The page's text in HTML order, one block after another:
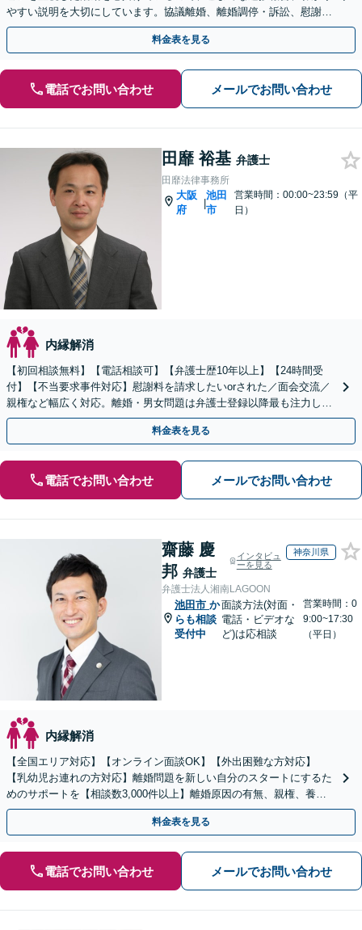
やすい説明を大切にしています。協議離婚、離婚調停・訴訟、慰謝
料・養育費の請求、財産分与なお任せください【池田駅2分】
料金表を見る
電話でお問い合わせ メールでお問い合わせ
田靡 裕基 弁護士
田靡法律事務所
大阪
府
|
池田
市
営業時間：00:00~23:59（平
日）
内縁解消
【初回相談無料】【電話相談可】【弁護士歴10年以上】【24時間受
付】【不当要求事件対応】慰謝料を請求したいorされた／面会交流／
親権など幅広く対応。離婚・男女問題は弁護士登録以降最も注力して
きました。最適な結果が得られるよう尽力いたします。
料金表を見る
電話でお問い合わせ メールでお問い合わせ
齋藤 慶
邦 弁護士
インタビュ
ーを見る
神奈川県
弁護士法人湘南LAGOON
池田市 か
らも相談
受付中
面談方法(対面・
電話・ビデオな
ど)は応相談
営業時間：0
9:00~17:30
（平日）
内縁解消
【全国エリア対応】【オンライン面談OK】【外出困難な方対応】
【乳幼児お連れの方対応】離婚問題を新しい自分のスタートにするた
めのサポートを【相談数3,000件以上】離婚原因の有無、親権、養育
費、財産分与、慰謝料請求【夜間・休日相談可】
料金表を見る
電話でお問い合わせ メールでお問い合わせ